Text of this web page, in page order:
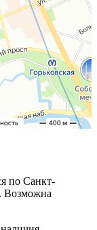
по Санкт-
Возможна